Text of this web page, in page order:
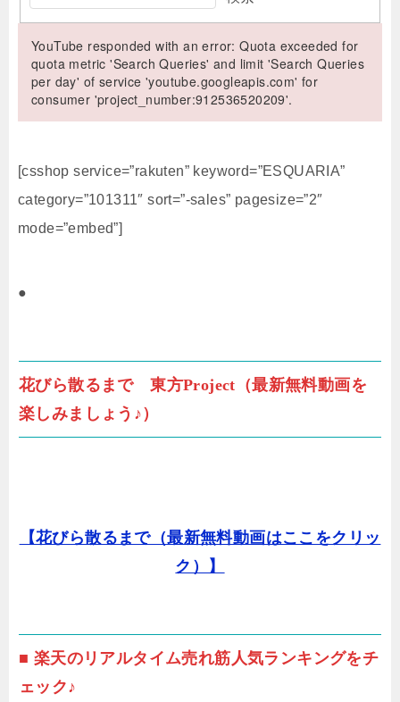
YouTube responded with an error: Quota exceeded for
quota metric 'Search Queries' and limit 'Search Queries
per day' of service 'youtube.googleapis.com' for
consumer 'project_number:912536520209'.
[csshop service=”rakuten” keyword=”ESQUARIA”
category=”101311″ sort=”-sales” pagesize=”2″
mode=”embed”]
●
花びら散るまで 東方Project（最新無料動画を
楽しみましょう♪）
【花びら散るまで（最新無料動画はここをクリッ
ク）】
■ 楽天のリアルタイム売れ筋人気ランキングをチ
ェック♪